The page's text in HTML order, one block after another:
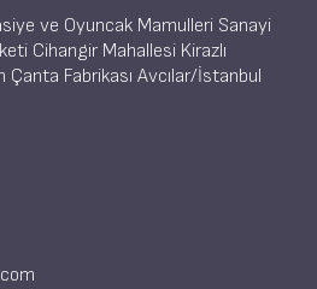
ve Oyuncak Mamulleri Sanayi
Cihangir Mahallesi Kirazlı
Çanta Fabrikası Avcılar/İstanbul